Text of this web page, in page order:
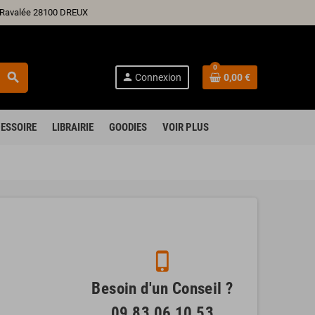
28100 DREUX
search person Connexion
0
0,00 €
LIBRAIRIE GOODIES VOIR PLUS
phone_iphone
Besoin d'un Conseil ?